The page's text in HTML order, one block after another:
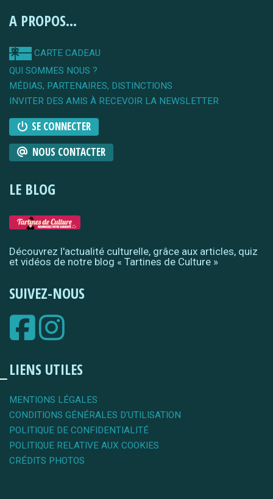
A PROPOS...
CARTE CADEAU
QUI SOMMES NOUS ?
MÉDIAS, PARTENAIRES, DISTINCTIONS
INVITER DES AMIS À RECEVOIR LA NEWSLETTER
SE CONNECTER
NOUS CONTACTER
LE BLOG
Découvrez l'actualité culturelle, grâce aux articles, quiz
et vidéos de notre blog « Tartines de Culture »
SUIVEZ-NOUS
LIENS UTILES
MENTIONS LÉGALES
CONDITIONS GÉNÉRALES D'UTILISATION
POLITIQUE DE CONFIDENTIALITÉ
POLITIQUE RELATIVE AUX COOKIES
CRÉDITS PHOTOS